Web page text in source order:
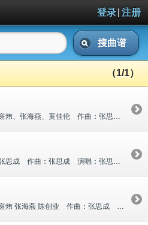
登录| 注册
搜曲谱
（1/1）
分类：谱友园地/谱友上传 作词：谢炜、张海燕、黄佳伦 作曲：张思成 演唱：陈丽萍
分类：谱友园地/谱友上传 作词：张思成 作曲：张思成 演唱：张思成、董咚